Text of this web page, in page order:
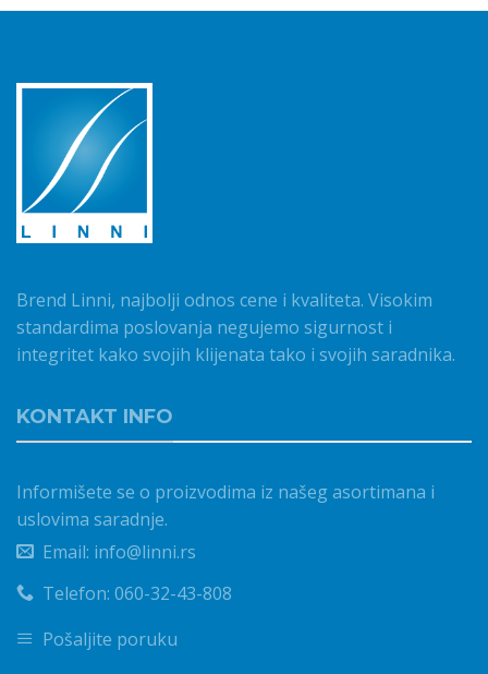
Brend Linni, najbolji odnos cene i kvaliteta. Visokim
standardima poslovanja negujemo sigurnost i
integritet kako svojih klijenata tako i svojih saradnika.
KONTAKT INFO
Informišete se o proizvodima iz našeg asortimana i
uslovima saradnje.
Email: info@linni.rs
Telefon: 060-32-43-808
Pošaljite poruku